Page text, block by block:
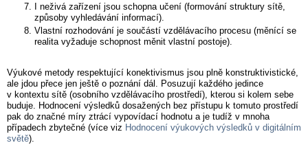
I neživá zařízení jsou schopna učení (formování struktury sítě,
způsoby vyhledávání informací).
Vlastní rozhodování je součástí vzdělávacího procesu (měnící se
realita vyžaduje schopnost měnit vlastní postoje).
Výukové metody respektující konektivismus jsou plně konstruktivistické,
ale jdou přece jen ještě o poznání dál. Posuzují každého jedince
v kontextu sítě (osobního vzdělávacího prostředí), kterou si kolem sebe
buduje. Hodnocení výsledků dosažených bez přístupu k tomuto prostředí
pak do značné míry ztrácí vypovídací hodnotu a je tudíž v mnoha
případech zbytečné (více viz Hodnocení výukových výsledků v digitálním
světě).